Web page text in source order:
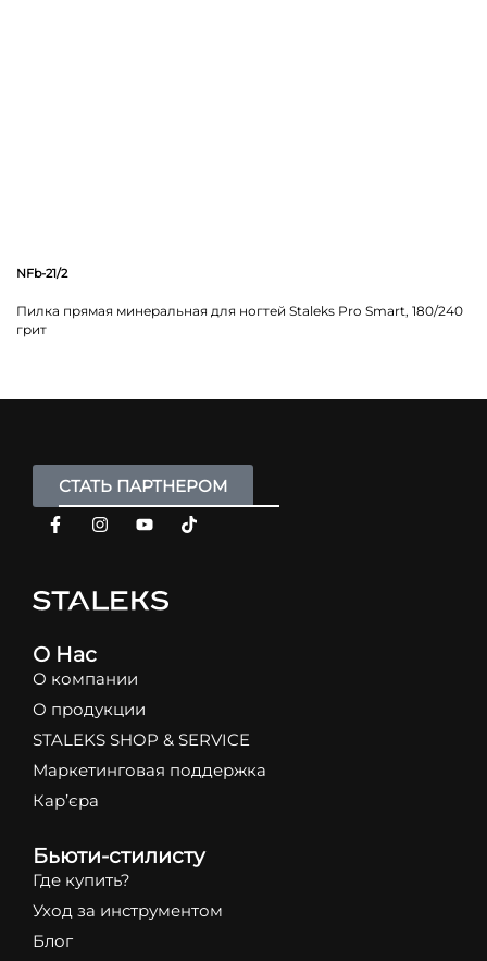
NFb-21/2
Пилка прямая минеральная для ногтей Staleks Pro Smart, 180/240
грит
СТАТЬ ПАРТНЕРОМ
О Нас
О компании
О продукции
STALEKS SHOP & SERVICE
Маркетинговая поддержка
Кар’єра
Бьюти-стилисту
Где купить?
Уход за инструментом
Блог